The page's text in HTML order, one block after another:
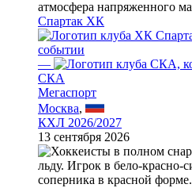
Спартак ХК
—
СКА
Мегаспорт
Москва,
КХЛ 2026/2027
13 сентября 2026